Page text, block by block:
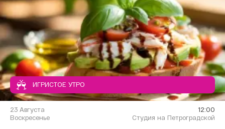
ИГРИСТОЕ УТРО
23 Августа
Воскресенье
12:00
Студия на Петроградской